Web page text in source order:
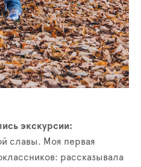
экскурсии:
славы. Моя первая
рассказывала